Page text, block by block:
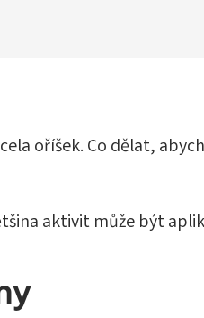
oříšek. Co dělat,
aktivit může být